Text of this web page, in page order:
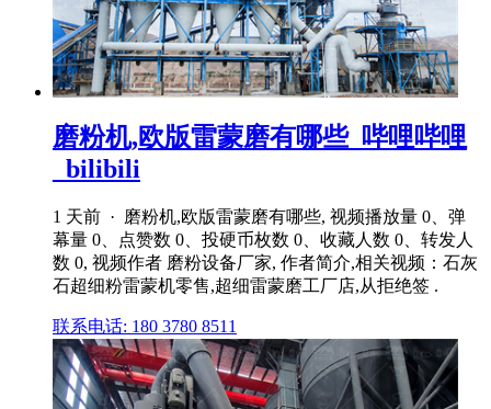
磨粉机,欧版雷蒙磨有哪些_哔哩哔哩
_bilibili
1 天前 · 磨粉机,欧版雷蒙磨有哪些, 视频播放量 0、弹
幕量 0、点赞数 0、投硬币枚数 0、收藏人数 0、转发人
数 0, 视频作者 磨粉设备厂家, 作者简介,相关视频：石灰
石超细粉雷蒙机零售,超细雷蒙磨工厂店,从拒绝签 .
联系电话: 180 3780 8511